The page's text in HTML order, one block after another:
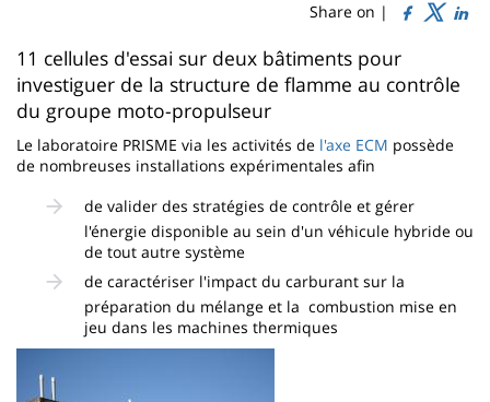
content
page
Share on |
Contenu
de
la
page
principale
11 cellules d'essai sur deux bâtiments pour
investiguer de la structure de flamme au contrôle
du groupe moto-propulseur
Le laboratoire PRISME via les activités de l'axe ECM possède
de nombreuses installations expérimentales afin
de valider des stratégies de contrôle et gérer
l'énergie disponible au sein d'un véhicule hybride ou
de tout autre système
de caractériser l'impact du carburant sur la
préparation du mélange et la combustion mise en
jeu dans les machines thermiques